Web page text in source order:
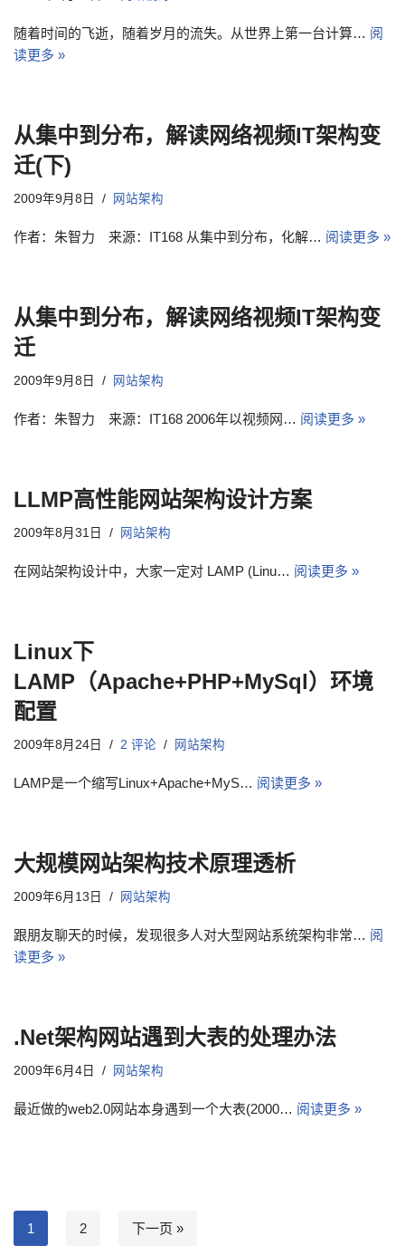
随着时间的飞逝，随着岁月的流失。从世界上第一台计算… 阅
读更多 »
从集中到分布，解读网络视频IT架构变
迁(下)
2009年9月8日 网站架构
作者：朱智力 来源：IT168 从集中到分布，化解… 阅读更多 »
从集中到分布，解读网络视频IT架构变
迁
2009年9月8日 网站架构
作者：朱智力 来源：IT168 2006年以视频网… 阅读更多 »
LLMP高性能网站架构设计方案
2009年8月31日 网站架构
在网站架构设计中，大家一定对 LAMP (Linu… 阅读更多 »
Linux下
LAMP（Apache+PHP+MySql）环境
配置
2009年8月24日 2 评论 网站架构
LAMP是一个缩写Linux+Apache+MyS… 阅读更多 »
大规模网站架构技术原理透析
2009年6月13日 网站架构
跟朋友聊天的时候，发现很多人对大型网站系统架构非常… 阅
读更多 »
.Net架构网站遇到大表的处理办法
2009年6月4日 网站架构
最近做的web2.0网站本身遇到一个大表(2000… 阅读更多 »
1 2 下一页 »